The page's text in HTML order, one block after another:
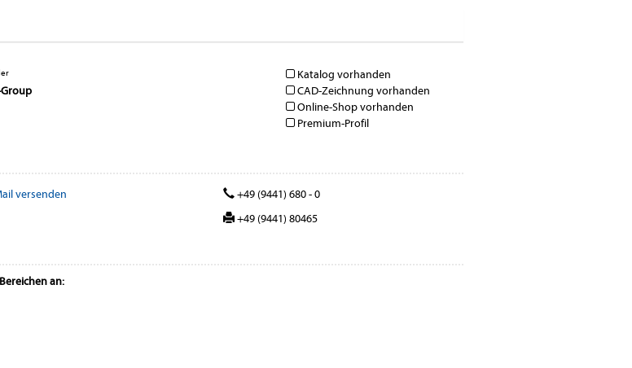
Katalog vorhanden
CAD-Zeichnung vorhanden
Online-Shop vorhanden
Premium-Profil
versenden
+49 (9441) 680 - 0
+49 (9441) 80465
an: